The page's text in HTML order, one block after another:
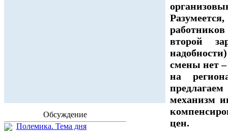
Обсуждение
Полемика. Тема дня
второй
смены нет –
на
механизм
цен.